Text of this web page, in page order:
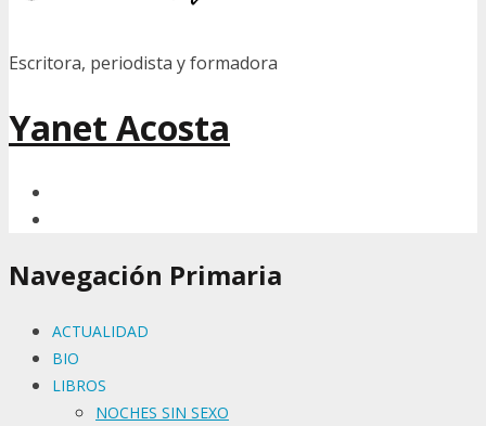
Escritora, periodista y formadora
Yanet Acosta
Navegación Primaria
ACTUALIDAD
BIO
LIBROS
NOCHES SIN SEXO